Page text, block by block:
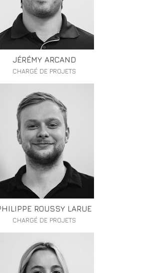
JÉRÉMY ARCAND
CHARGÉ DE PROJETS
ROUSSY LARUE
CHARGÉ DE PROJETS